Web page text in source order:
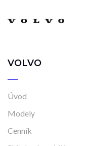
VOLVO
Úvod
Modely
Cenník